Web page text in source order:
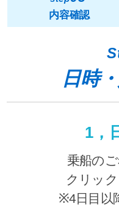
内容確認
日時
1，
乗船の
クリック
※4日目以